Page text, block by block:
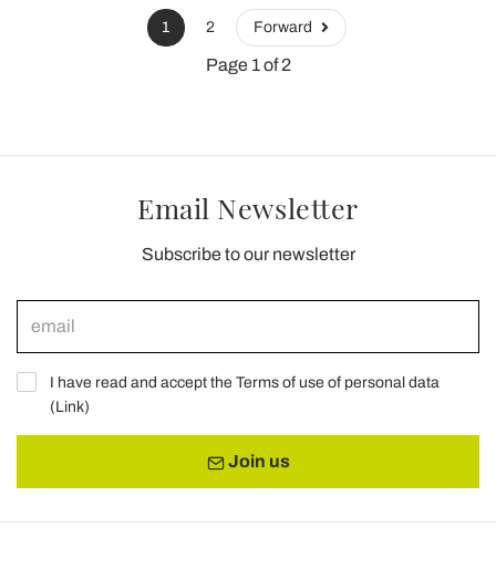
1 2 Forward
Page 1 of 2
Email Newsletter
Subscribe to our newsletter
I have read and accept the Terms of use of personal data
(Link)
Join us